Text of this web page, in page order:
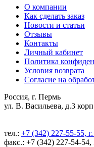
О компании
Как сделать заказ
Новости и статьи
Отзывы
Контакты
Личный кабинет
Политика
Условия возврата
Согласие на
Россия, г. Пермь
ул. В. Васильева, д.3
тел.: +7 (342) 227-55-55,
факс.: +7 (342) 227-54-54,